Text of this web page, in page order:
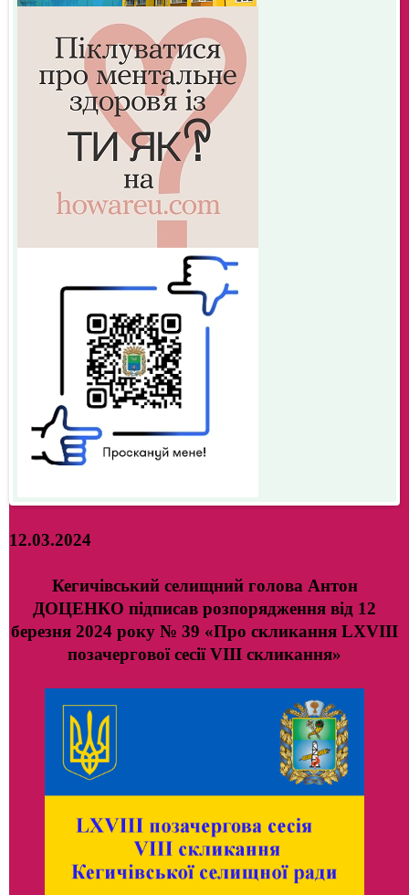
12.03.2024
Кегичівський селищний голова Антон
ДОЦЕНКО підписав розпорядження від 12
березня 2024 року № 39 «Про скликання LХVІІІ
позачергової сесії VIII скликання»